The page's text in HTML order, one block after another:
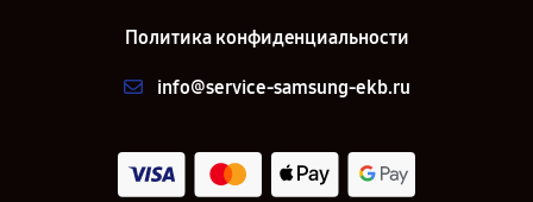
Политика конфиденциальности
info@service-samsung-ekb.ru